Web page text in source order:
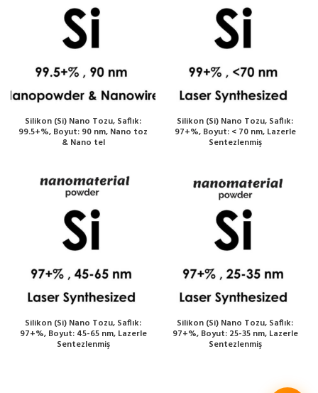
Silikon (Si) Nano Tozu, Saflık:
99.5+%, Boyut: 90 nm, Nano toz
& Nano tel
Silikon (Si) Nano Tozu, Saflık:
97+%, Boyut: < 70 nm, Lazerle
Sentezlenmiş
Silikon (Si) Nano Tozu, Saflık:
97+%, Boyut: 45-65 nm, Lazerle
Sentezlenmiş
Silikon (Si) Nano Tozu, Saflık:
97+%, Boyut: 25-35 nm, Lazerle
Sentezlenmiş